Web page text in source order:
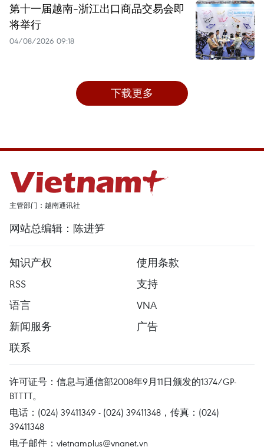
第十一届越南-浙江出口商品交易会即
将举行
04/08/2026 09:18
下载更多
主管部门：越南通讯社
网站总编辑：陈进笋
知识产权
使用条款
RSS
支持
语言
VNA
新闻服务
广告
联系
许可证号：信息与通信部2008年9月11日颁发的1374/GP-
BTTTT。
电话：(024) 39411349 - (024) 39411348，传真：(024)
39411348
电子邮件： vietnamplus@vnanet.vn